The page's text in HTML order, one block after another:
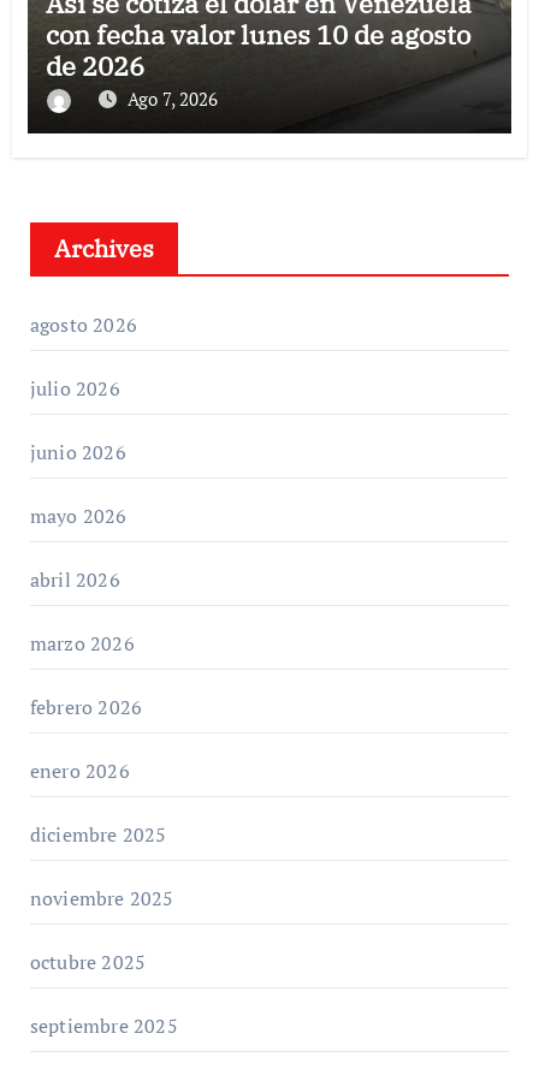
con fecha valor lunes 10 de agosto
de 2026
Ago 7, 2026
Archives
agosto 2026
julio 2026
junio 2026
mayo 2026
abril 2026
marzo 2026
febrero 2026
enero 2026
diciembre 2025
noviembre 2025
octubre 2025
septiembre 2025